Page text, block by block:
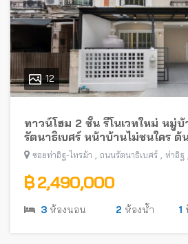
12
ทาวน์โฮม 2 ชั้น รีโนเวทใหม่ หมู่บ้
รัตนาธิเบศร์ หน้าบ้านไม่ชนใคร ต้
อิฐ-ไทรม้า) พร้อมอยู่ ใกล้รถไฟฟ้า
ซอยท่าอิฐ-ไทรม้า , ถนนรัตนาธิเบศร์ , ท่าอิฐ
฿ 2,490,000
3 ห้องนอน 2 ห้องน้ำ 1